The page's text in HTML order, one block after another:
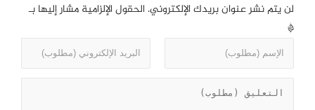
لن يتم نشر عنوان بريدك الإلكتروني. الحقول الإلزامية مشار إليها بـ
*